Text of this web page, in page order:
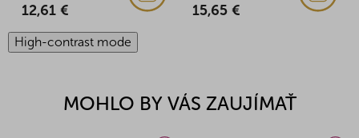
15,65 € 11,03 €
High-contrast mode
MOHLO BY VÁS ZAUJÍMAŤ